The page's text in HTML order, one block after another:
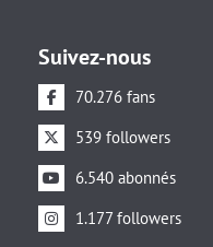
Suivez-nous
70.276 fans
539 followers
6.540 abonnés
1.177 followers